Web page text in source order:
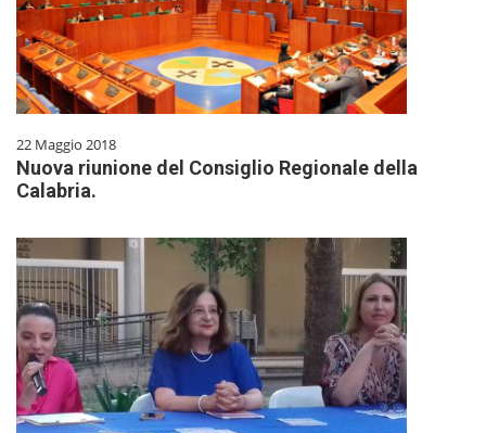
22 Maggio 2018
Nuova riunione del Consiglio Regionale della
Calabria.